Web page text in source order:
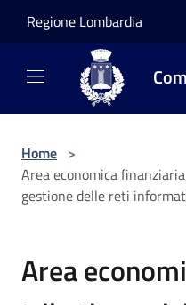
Regione Lombardia
Home >
Area economica
gestione delle reti
Area